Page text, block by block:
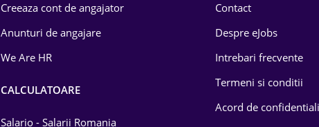
Creeaza cont de angajator
Anunturi de angajare
We Are HR
CALCULATOARE
Salario - Salarii Romania
Contact
Despre eJobs
Intrebari frecvente
Termeni si conditii
Acord de